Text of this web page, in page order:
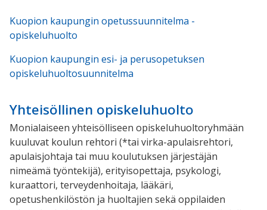
Kuopion kaupungin opetussuunnitelma -
opiskeluhuolto
Kuopion kaupungin esi- ja perusopetuksen
opiskeluhuoltosuunnitelma
Yhteisöllinen opiskeluhuolto
Monialaiseen yhteisölliseen opiskeluhuoltoryhmään
kuuluvat koulun rehtori (*tai virka-apulaisrehtori,
apulaisjohtaja tai muu koulutuksen järjestäjän
nimeämä työntekijä), erityisopettaja, psykologi,
kuraattori, terveydenhoitaja, lääkäri,
opetushenkilöstön ja huoltajien sekä oppilaiden